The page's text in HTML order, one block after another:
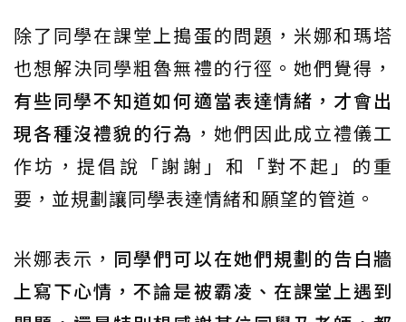
除了同學在課堂上搗蛋的問題，米娜和瑪塔
也想解決同學粗魯無禮的行徑。她們覺得，
有些同學不知道如何適當表達情緒，才會出
現各種沒禮貌的行為 ，她們因此成立禮儀工
作坊，提倡說「謝謝」和「對不起」的重
要，並規劃讓同學表達情緒和願望的管道。
米娜表示， 同學們可以在她們規劃的告白牆
上寫下心情，不論是被霸凌、在課堂上遇到